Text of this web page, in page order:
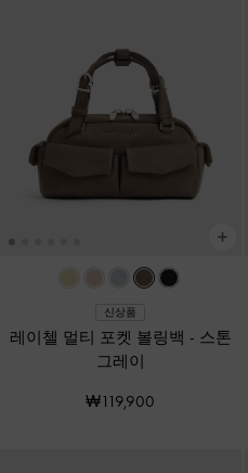
신상품
레이첼 멀티 포켓 볼링백 - 스톤
그레이
₩119,900